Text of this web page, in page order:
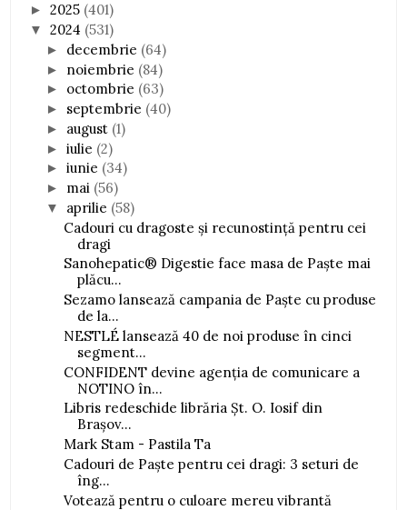
►2025 (401)
▼2024 (531)
► decembrie (64)
► noiembrie (84)
► octombrie (63)
► septembrie (40)
► august (1)
►iulie (2)
►iunie (34)
► mai (56)
▼ aprilie (58)
Cadouri cu dragoste și recunostinţă pentru cei
dragi
Sanohepatic® Digestie face masa de Paște mai
plăcu...
Sezamo lansează campania de Paște cu produse
de la...
NESTLÉ lansează 40 de noi produse în cinci
segment...
CONFIDENT devine agenția de comunicare a
NOTINO în...
Libris redeschide librăria Șt. O. Iosif din
Brașov...
Mark Stam - Pastila Ta
Cadouri de Paște pentru cei dragi: 3 seturi de
îng...
Votează pentru o culoare mereu vibrantă